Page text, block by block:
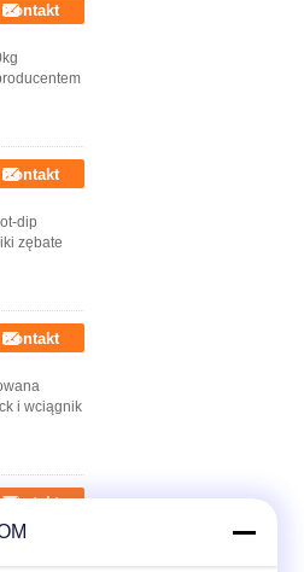
Kontakt
Kontakt
dip
zębate
Kontakt
i wciągnik
Kontakt
Nazwa